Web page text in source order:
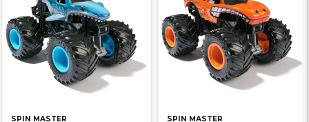
SPIN MASTER SPIN MASTER